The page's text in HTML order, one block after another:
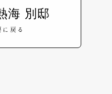
海 別邸
戻る